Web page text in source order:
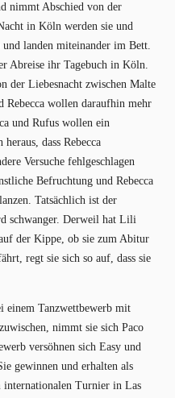
nimmt Abschied von der
in Köln werden sie und
landen miteinander im Bett.
Abreise ihr Tagebuch in Köln.
der Liebesnacht zwischen Malte
Rebecca wollen daraufhin mehr
und Rufus wollen ein
dass Rebecca
Versuche fehlgeschlagen
Befruchtung und Rebecca
Tatsächlich ist der
schwanger. Derweil hat Lili
der Kippe, ob sie zum Abitur
regt sie sich so auf, dass sie
einem Tanzwettbewerb mit
nimmt sie sich Paco
versöhnen sich Easy und
gewinnen und erhalten als
internationalen Turnier in Las